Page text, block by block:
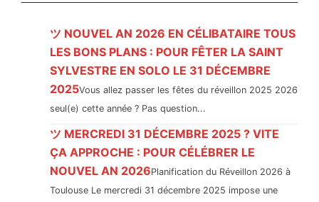
ツ NOUVEL AN 2026 EN CÉLIBATAIRE TOUS
LES BONS PLANS : POUR FÊTER LA SAINT
SYLVESTRE EN SOLO LE 31 DÉCEMBRE
2025Vous allez passer les fêtes du réveillon 2025 2026
seul(e) cette année ? Pas question...
ツ MERCREDI 31 DÉCEMBRE 2025 ? VITE
ÇA APPROCHE : POUR CÉLÉBRER LE
NOUVEL AN 2026Planification du Réveillon 2026 à
Toulouse Le mercredi 31 décembre 2025 impose une